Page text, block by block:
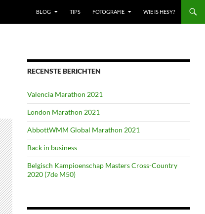
BLOG TIPS FOTOGRAFIE WIE IS HESY?
RECENSTE BERICHTEN
Valencia Marathon 2021
London Marathon 2021
AbbottWMM Global Marathon 2021
Back in business
Belgisch Kampioenschap Masters Cross-Country
2020 (7de M50)